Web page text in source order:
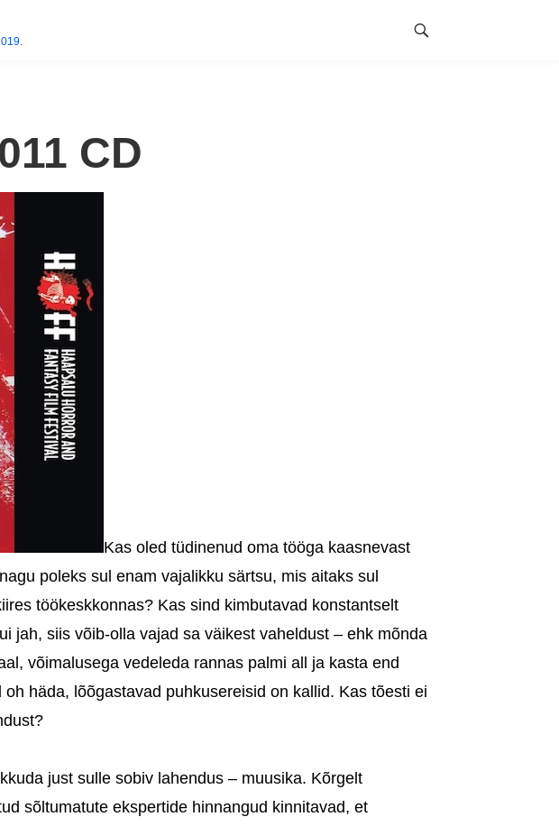
CD
Kas oled tüdinenud oma tööga kaasnevast
poleks sul enam vajalikku särtsu, mis aitaks sul
töökeskkonnas? Kas sind kimbutavad konstantselt
jah, siis võib-olla vajad sa väikest vaheldust – ehk mõnda
võimalusega vedeleda rannas palmi all ja kasta end
häda, lõõgastavad puhkusereisid on kallid. Kas tõesti ei
just sulle sobiv lahendus – muusika. Kõrgelt
sõltumatute ekspertide hinnangud kinnitavad, et